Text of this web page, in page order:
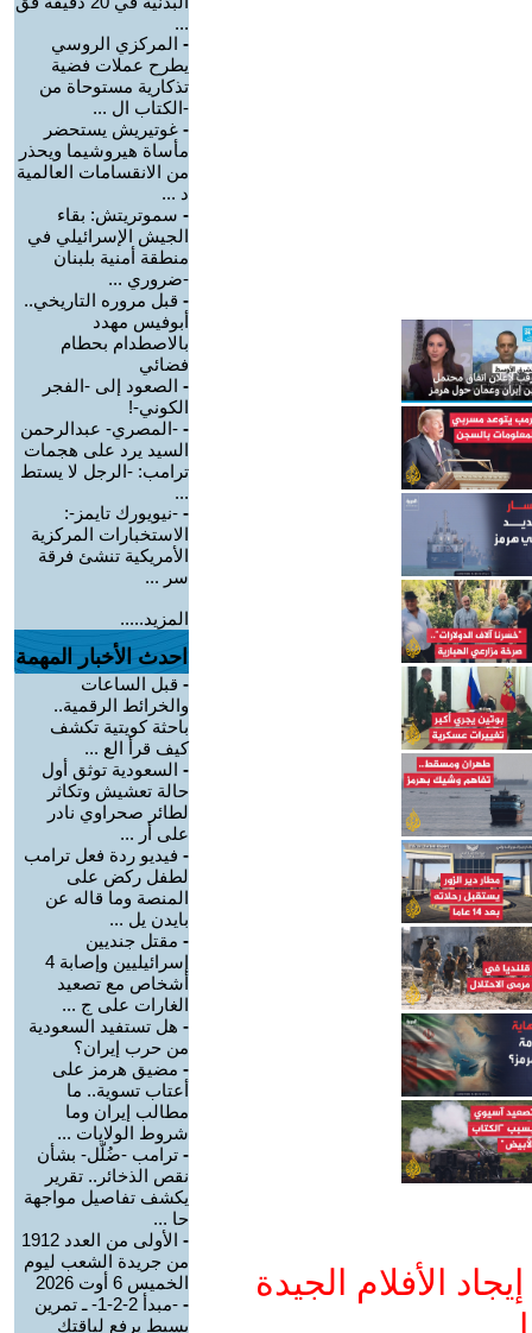
الأفلام الجيدة
...
- المركزي الروسي
يطرح عملات فضية
تذكارية مستوحاة من
-الكتاب ال ...
- غوتيريش يستحضر
مأساة هيروشيما ويحذر
من الانقسامات العالمية
د ...
- سموتريتش: بقاء
الجيش الإسرائيلي في
منطقة أمنية بلبنان
-ضروري ...
- قبل مروره التاريخي..
أبوفيس مهدد
بالاصطدام بحطام
فضائي
- الصعود إلى -الفجر
الكوني-!
- -المصري- عبدالرحمن
السيد يرد على هجمات
ترامب: -الرجل لا يستط
...
- -نيويورك تايمز-:
الاستخبارات المركزية
الأمريكية تنشئ فرقة
سر ...
المزيد.....
احدث الأخبار المهمة
- قبل الساعات
والخرائط الرقمية..
باحثة كويتية تكشف
كيف قرأ الع ...
- السعودية توثق أول
حالة تعشيش وتكاثر
لطائر صحراوي نادر
على أر ...
- فيديو ردة فعل ترامب
لطفل ركض على
المنصة وما قاله عن
بايدن يل ...
- مقتل جنديين
إسرائيليين وإصابة 4
أشخاص مع تصعيد
الغارات على ج ...
- هل تستفيد السعودية
من حرب إيران؟
- مضيق هرمز على
أعتاب تسوية.. ما
مطالب إيران وما
شروط الولايات ...
- ترامب -ضُلّل- بشأن
نقص الذخائر.. تقرير
يكشف تفاصيل مواجهة
حا ...
-
الأولى من العدد 1912
من جريدة الشعب ليوم
الخميس 6 أوت 2026
-
-مبدأ 2-2-1- ـ تمرين
بسيط يرفع لياقتك